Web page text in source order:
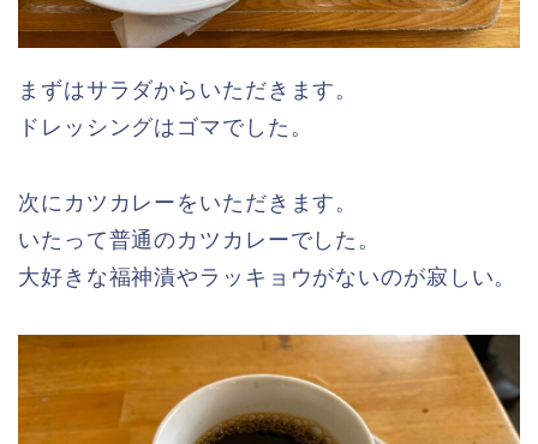
まずはサラダからいただきます。
ドレッシングはゴマでした。
次にカツカレーをいただきます。
いたって普通のカツカレーでした。
大好きな福神漬やラッキョウがないのが寂しい。